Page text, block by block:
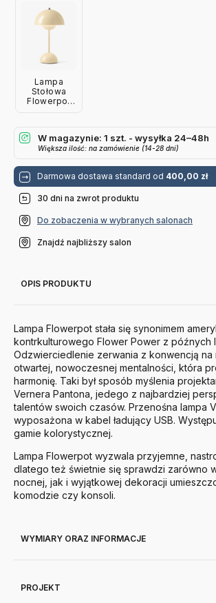
Andtradition
Lampa
Stołowa
Flowerpot
W magazynie: 1 szt. - wysyłka 24–48h
Większa ilość: na zamówienie (14-28 dni)
Darmowa dostawa standard od 400,00 zł
30 dni na zwrot produktu
Do zobaczenia w wybranych salonach
Znajdź najbliższy salon
OPIS PRODUKTU
Lampa Flowerpot stała się synonimem
kontrkulturowego Flower Power z późnych
Odzwierciedlenie zerwania z konwencją
otwartej, nowoczesnej mentalności, która
harmonię. Taki był sposób myślenia
Vernera Pantona, jedego z najbardziej
talentów swoich czasów. Przenośna lampa
wyposażona w kabel ładujący USB.
gamie kolorystycznej.
Lampa Flowerpot wyzwala przyjemne,
dlatego też świetnie się sprawdzi zarówno
nocnej, jak i wyjątkowej dekoracji
komodzie czy konsoli.
WYMIARY ORAZ INFORMACJE
PROJEKT